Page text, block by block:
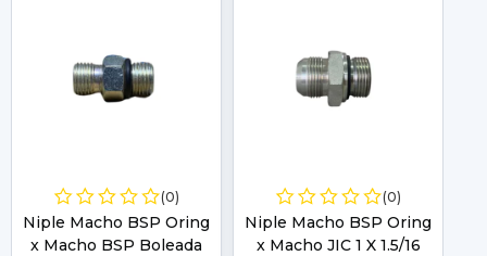
(0)
Niple Macho BSP Oring
x Macho BSP Boleada
(0)
Niple Macho BSP Oring
x Macho JIC 1 X 1.5/16